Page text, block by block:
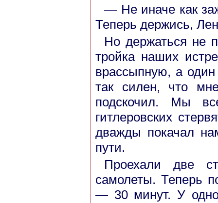
— Не иначе как
Теперь держись,
Но держаться не
тройка наших
врассыпную, а
так силен, что
подскочил. Мы
гитлеровских
дважды покачал
пути.
Проехали две
самолеты. Теперь
— 30 минут. У